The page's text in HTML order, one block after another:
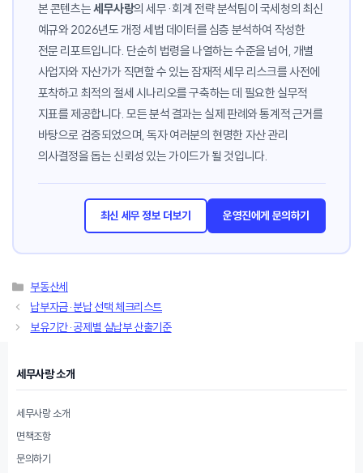
본 콘텐츠는세무사랑의 세무·회계 전략 분석팀이 국세청의 최신
예규와 2026년도 개정 세법 데이터를 심층 분석하여 작성한
전문 리포트입니다. 단순히 법령을 나열하는 수준을 넘어, 개별
사업자와 자산가가 직면할 수 있는 잠재적 세무 리스크를 사전에
포착하고 최적의 절세 시나리오를 구축하는 데 필요한 실무적
지표를 제공합니다. 모든 분석 결과는 실제 판례와 통계적 근거를
바탕으로 검증되었으며, 독자 여러분의 현명한 자산 관리
의사결정을 돕는 신뢰성 있는 가이드가 될 것입니다.
최신 세무 정보 더보기 운영진에게 문의하기
카
테
리
부동산세
납부자금·분납 선택 체크리스트
보유기간·공제별 실납부 산출기준
세무사랑 소개
세무사랑 소개
면책조항
문의하기